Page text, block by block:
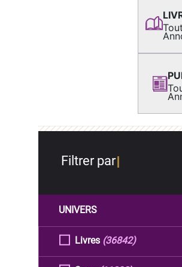
Filtrer par
UNIVERS
Livres (36842)